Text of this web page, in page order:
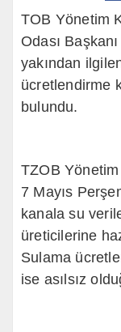
TOB Yönetim
Odası
yakından
ücretlendirme
bulundu.
TZOB
7 Mayıs
kanala su
üreticilerine
Sulama
ise asılsız